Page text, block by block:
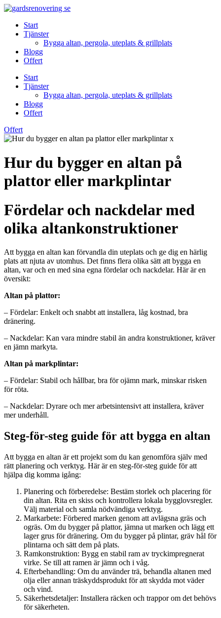
Skip
contentStart
Tjänster
Bygga altan, pergola, uteplats & grillplats
Blogg
Offert
Start
Tjänster
Bygga altan, pergola, uteplats & grillplats
Blogg
Offert
Offert
Hur du bygger en altan på
plattor eller markplintar
Fördelar och nackdelar med
olika altankonstruktioner
Att bygga en altan kan förvandla din uteplats och ge dig en härlig
plats att njuta av utomhus. Det finns flera olika sätt att bygga en
altan, var och en med sina egna fördelar och nackdelar. Här är en
översikt:
Altan på plattor:
– Fördelar: Enkelt och snabbt att installera, låg kostnad, bra
dränering.
– Nackdelar: Kan vara mindre stabil än andra konstruktioner, kräver
en jämn markyta.
Altan på markplintar:
– Fördelar: Stabil och hållbar, bra för ojämn mark, minskar risken
för röta.
– Nackdelar: Dyrare och mer arbetsintensivt att installera, kräver
mer underhåll.
Steg-för-steg guide för att bygga en altan
Att bygga en altan är ett projekt som du kan genomföra själv med
rätt planering och verktyg. Här är en steg-för-steg guide för att
hjälpa dig komma igång:
Planering och förberedelse: Bestäm storlek och placering för
din altan. Rita en skiss och kontrollera lokala bygglovsregler.
Välj material och samla nödvändiga verktyg.
Markarbete: Förbered marken genom att avlägsna gräs och
ogräs. Om du bygger på plattor, jämna ut marken och lägg ett
lager grus för dränering. Om du bygger på plintar, gräv hål för
plintarna och sätt dem på plats.
Ramkonstruktion: Bygg en stabil ram av tryckimpregnerat
virke. Se till att ramen är jämn och i våg.
Efterbehandling: Om du använder trä, behandla altanen med
olja eller annan träskyddsprodukt för att skydda mot väder
och vind.
Säkerhetsdetaljer: Installera räcken och trappor om det behövs
för säkerheten.